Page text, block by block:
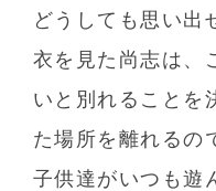
どうしても思い出
衣を見た尚志は、
いと別れることを
た場所を離れるの
子供達がいつも遊